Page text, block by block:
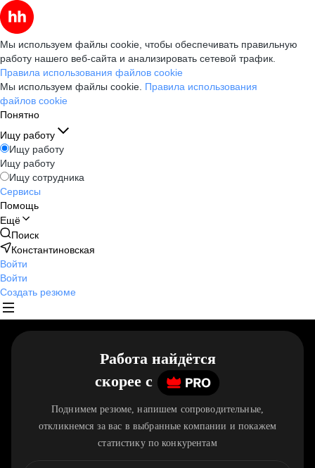
Мы используем файлы cookie, чтобы обеспечивать правильную
работу нашего веб-сайта и анализировать сетевой трафик.
Правила использования файлов cookie
Мы используем файлы cookie. Правила использования
файлов cookie
Понятно
Ищу работу
Ищу работу
Ищу работу
Ищу сотрудника
Сервисы
Помощь
Ещё
Поиск
Константиновская
Войти
Войти
Создать резюме
Работа найдётся
скорее c
Поднимем резюме, напишем сопроводительные,
откликнемся за вас в выбранные компании и покажем
статистику по конкурентам